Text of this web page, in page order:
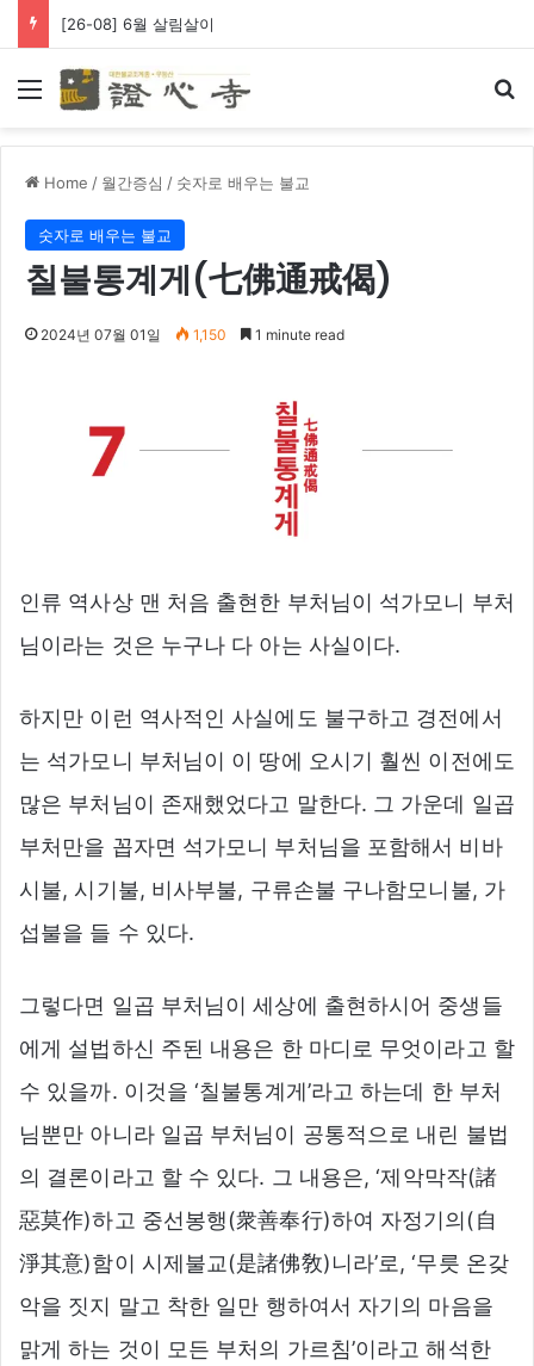
[26-08] 6월 살림살이
Menu
Home / 월간증심 / 숫자로 배우는 불교
숫자로 배우는 불교
칠불통계게(七佛通戒偈)
2024년 07월 01일 1,150 1 minute read
인류 역사상 맨 처음 출현한 부처님이 석가모니 부처
님이라는 것은 누구나 다 아는 사실이다.
하지만 이런 역사적인 사실에도 불구하고 경전에서
는 석가모니 부처님이 이 땅에 오시기 훨씬 이전에도
많은 부처님이 존재했었다고 말한다. 그 가운데 일곱
부처만을 꼽자면 석가모니 부처님을 포함해서 비바
시불, 시기불, 비사부불, 구류손불 구나함모니불, 가
섭불을 들 수 있다.
그렇다면 일곱 부처님이 세상에 출현하시어 중생들
에게 설법하신 주된 내용은 한 마디로 무엇이라고 할
수 있을까. 이것을 ‘칠불통계게’라고 하는데 한 부처
님뿐만 아니라 일곱 부처님이 공통적으로 내린 불법
의 결론이라고 할 수 있다. 그 내용은, ‘제악막작(諸
惡莫作)하고 중선봉행(衆善奉行)하여 자정기의(自
淨其意)함이 시제불교(是諸佛敎)니라’로, ‘무릇 온갖
악을 짓지 말고 착한 일만 행하여서 자기의 마음을
맑게 하는 것이 모든 부처의 가르침’이라고 해석한